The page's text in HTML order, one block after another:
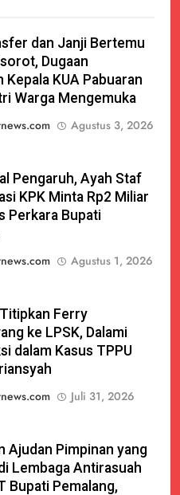
dan Janji Bertemu
Dugaan
Kepala KUA Pabuaran
Warga Mengemuka
Agustus 3, 2026
Pengaruh, Ayah Staf
KPK Minta Rp2 Miliar
Perkara Bupati
Agustus 1, 2026
Ferry
ke LPSK, Dalami
dalam Kasus TPPU
Juli 31, 2026
Ajudan Pimpinan yang
Lembaga Antirasuah
Bupati Pemalang,